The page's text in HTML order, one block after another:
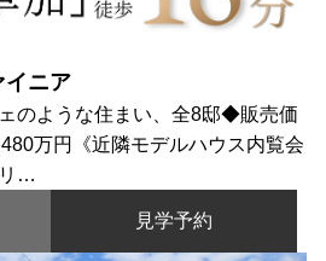
イニア
のような住まい、全8邸◆販売価
万円《近隣モデルハウス内覧会
…
見学予約